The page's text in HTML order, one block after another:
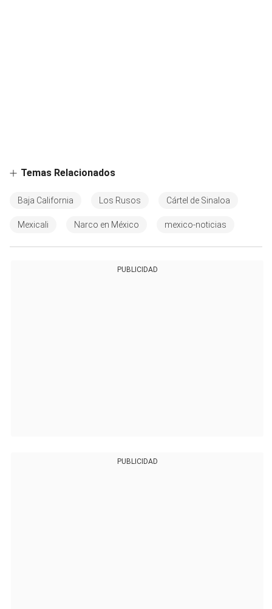
Temas Relacionados
Baja California Los Rusos Cártel de Sinaloa
Mexicali Narco en México mexico-noticias
PUBLICIDAD
PUBLICIDAD